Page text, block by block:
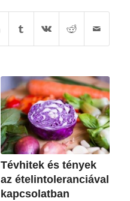
Tévhitek és tények
az ételintoleranciával
kapcsolatban